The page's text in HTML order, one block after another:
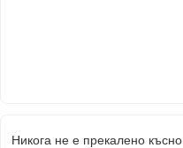
Никога не е прекалено късно